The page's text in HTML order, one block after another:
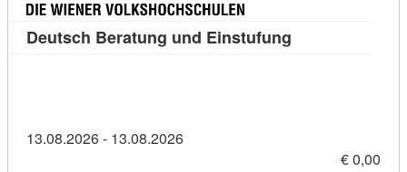
Deutsch Beratung und Einstufung
13.08.2026 - 13.08.2026
€ 0,00